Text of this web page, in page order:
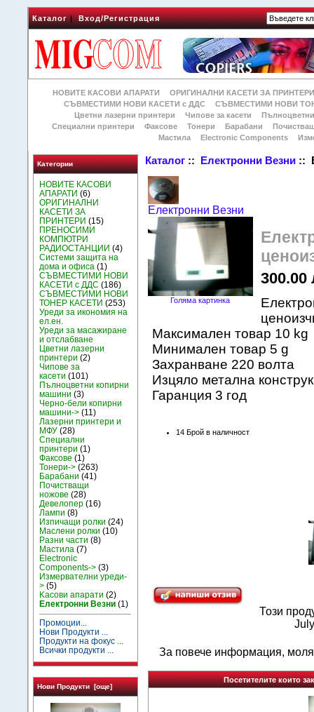
Каталог|Вход/Регистрация
НОВИТЕ КАСОВИ АПАРАТИ
ОРИГИНАЛНИ КАСЕТИ ЗА
СЪВМЕСТИМИ НОВИ КАСЕТИ с ДДС
СЪВМЕСТИМИ НОВИ
Цветни лазерни принтери
Чипове за касети
Специални принтери
Факсове Тонери Барабани
Мастила
Electronic Components
Категории
НОВИТЕ КАСОВИ
АПАРАТИ (6)
ОРИГИНАЛНИ
КАСЕТИ ЗА
ПРИНТЕРИ (15)
ПРЕНОСИМИ
КОМПЮТРИ
РАДИОСТАНЦИИ (4)
Системи защита на
дома и офиса (1)
СЪВМЕСТИМИ НОВИ
КАСЕТИ с ДДС (186)
СЪВМЕСТИМИ НОВИ
ТОНЕР КАСЕТИ (253)
Уреди за икономия на
ел.ен.
Уреди за масажиране
и отслабване
Цветни лазерни
принтери (2)
Чипове за
касети (101)
Пълноцветни копирни
машини (3)
Черно-бели копирни
машини-> (11)
Лазерни принтери и
МФУ (28)
Специални
принтери (1)
Факсове (1)
Тонери-> (263)
Барабани (41)
Почистващи
ножове (28)
Девелопер (16)
Лампи (8)
Изпичащи ролки (24)
Маслени ролки (10)
Разни части (8)
Мастила (7)
Electronic
Components-> (3)
Измервателни уреди-
> (5)
Kасови апарати (2)
Електронни Везни (1)
Промоции...
Нови Продукти ...
Продукти на фокус ...
Всички продукти ...
Нови Продукти [още]
Каталог :: Електронни Везни ::
Електронни Везни
Голяма картинка
300.00
Максимален товар 10 kg
Mинимален товар 5 g
Захранване 220 волта
Изцяло метална
Гаранция 3 год
14 Брой в наличност
Този
За повече информация,
Посетителите които